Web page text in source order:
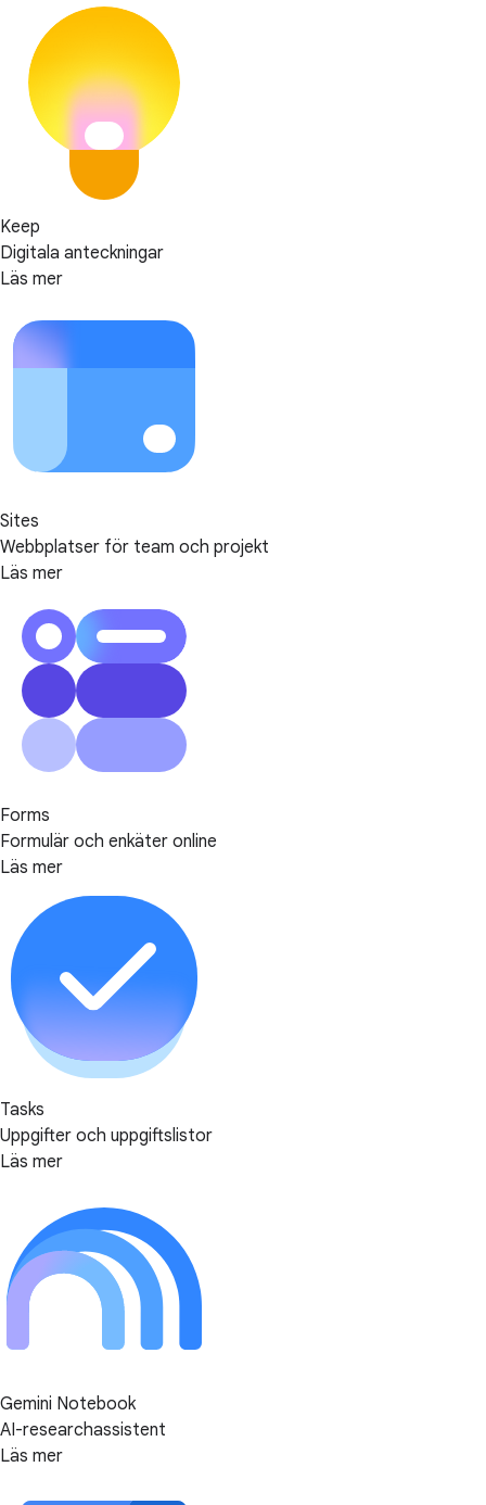
Keep
Digitala anteckningar
Läs mer
Sites
Webbplatser för team och projekt
Läs mer
Forms
Formulär och enkäter online
Läs mer
Tasks
Uppgifter och uppgiftslistor
Läs mer
Gemini Notebook
AI-researchassistent
Läs mer